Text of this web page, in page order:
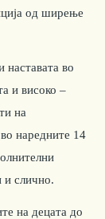
од ширење
наставата во
и високо –
на
наредните 14
и слично.
на децата до